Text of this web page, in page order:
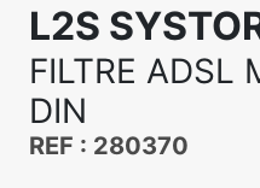
L2S
FILTRE ADSL
DIN
REF : 280370